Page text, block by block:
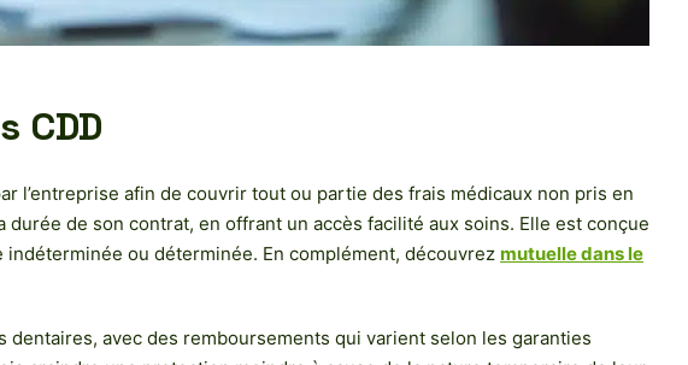
CDD
l’entreprise afin de couvrir tout ou partie des frais médicaux non pris en
de son contrat, en offrant un accès facilité aux soins. Elle est conçue
ou déterminée. En complément, découvrez mutuelle dans le
avec des remboursements qui varient selon les garanties